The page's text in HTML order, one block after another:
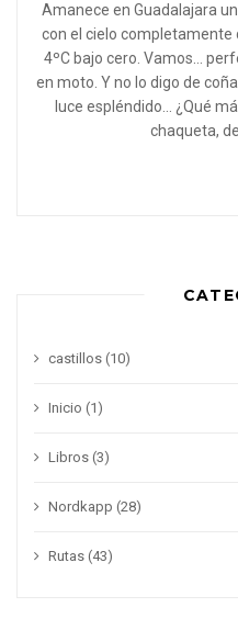
Amanece en Guadalajara
con el cielo completamente
4ºC bajo cero. Vamos…
en moto. Y no lo digo de
luce espléndido… ¿Qué
chaqueta,
castillos (10)
Inicio (1)
Libros (3)
Nordkapp (28)
Rutas (43)